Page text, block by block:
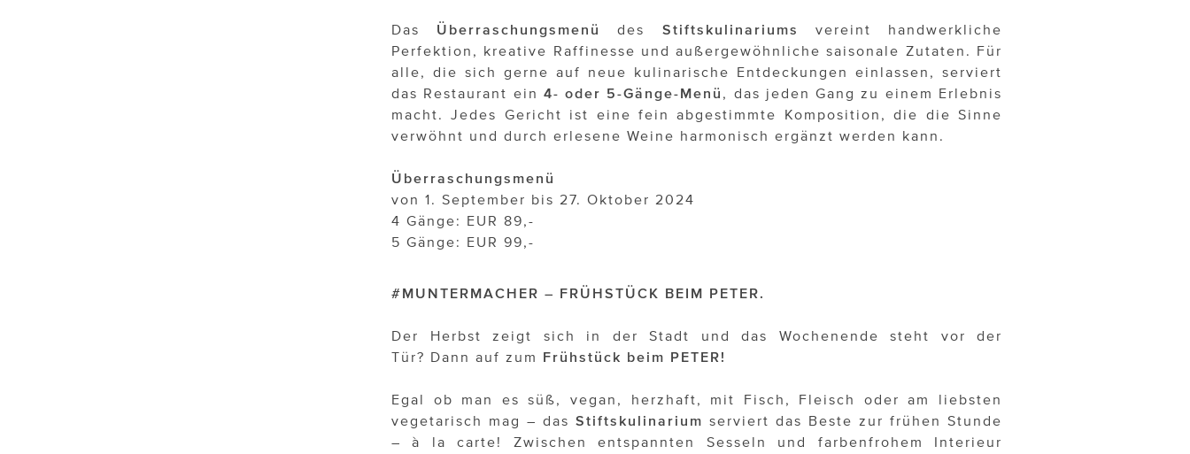
Das Überraschungsmenü des Stiftskulinariums
vereint handwerkliche
Perfektion, kreative Raffinesse und außergewöhnliche saisonale Zutaten. Für
alle, die sich gerne auf neue kulinarische Entdeckungen einlassen, serviert
das Restaurant ein 4- oder 5-Gänge-Menü , das jeden Gang zu einem Erlebnis
macht. Jedes Gericht ist eine fein abgestimmte Komposition, die die Sinne
verwöhnt und durch erlesene Weine harmonisch ergänzt werden kann.
Überraschungsmenü
von 1. September bis 27. Oktober 2024
4 Gänge: EUR 89,-
5 Gänge: EUR 99,-
#MUNTERMACHER – FRÜHSTÜCK BEIM PETER.
Der Herbst zeigt sich in der Stadt und das Wochenende steht vor der
Tür? Dann auf zum Frühstück beim PETER!
Egal ob man es süß, vegan, herzhaft, mit Fisch, Fleisch oder am liebsten
vegetarisch mag – das Stiftskulinarium serviert das Beste zur frühen Stunde
– à la carte! Zwischen entspannten Sesseln und farbenfrohem Interieur